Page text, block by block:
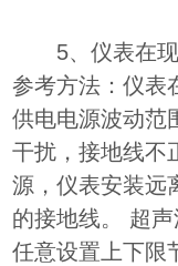
5、仪表在现
参考方法：仪表
供电电源波动范
干扰，接地线不
源，仪表安装远
的接地线。 超
任意设置上下限